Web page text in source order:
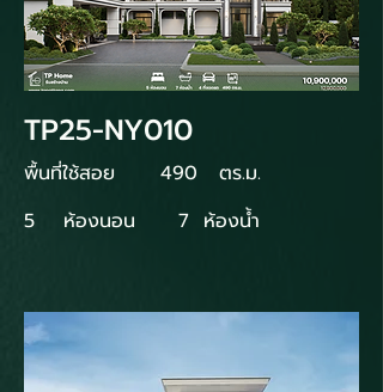
TP25-NY010
พื้นที่ใช้สอย 490
ตร.ม.
5
ห้องนอน 7 ห้องน้ำ